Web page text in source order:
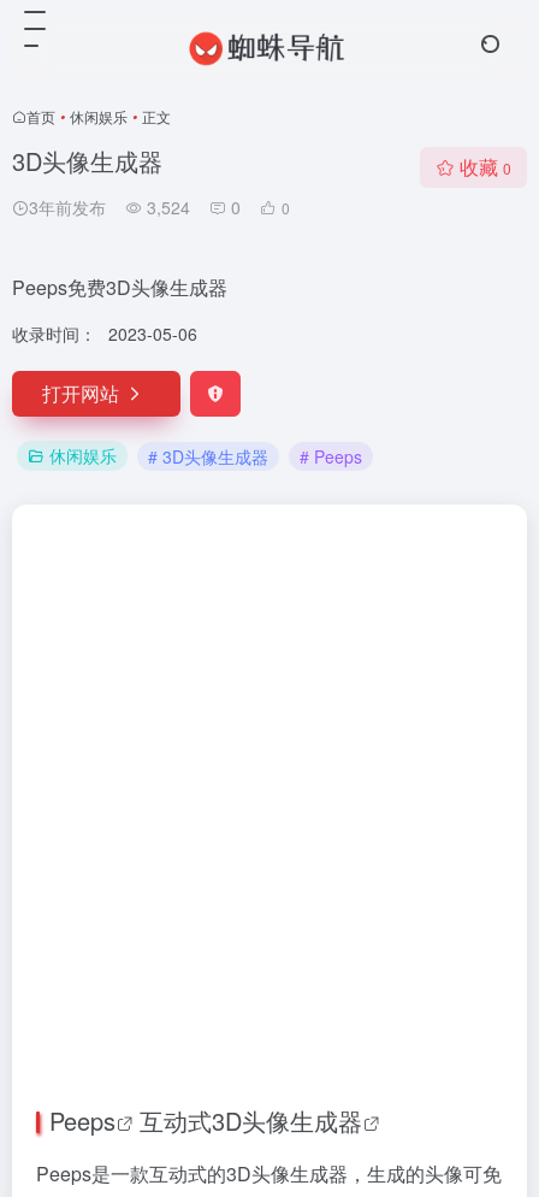
首页 • 休闲娱乐 • 正文
3D头像生成器
3年前发布 3,524 0 0
收藏 0
Peeps免费3D头像生成器
收录时间： 2023-05-06
打开网站
休闲娱乐 # 3D头像生成器 # Peeps
Peeps 互动式3D头像生成器
Peeps是一款互动式的3D头像生成器，生成的头像可免